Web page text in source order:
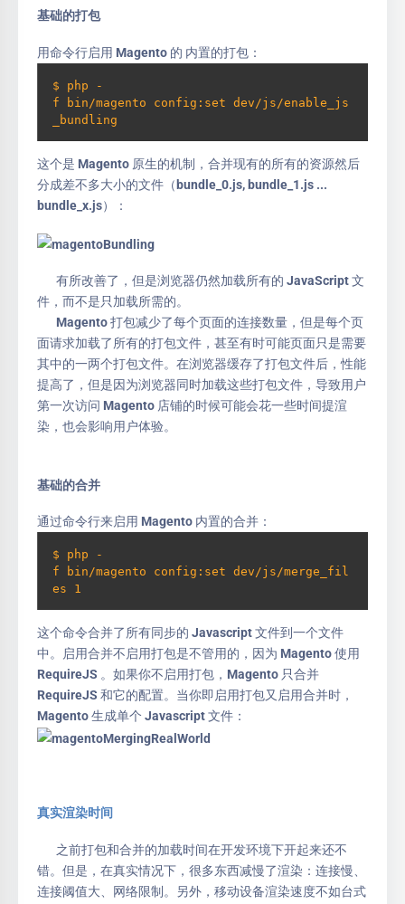
基础的打包
用命令行启用 Magento 的 内置的打包：
$ php -
f bin/magento config:set dev/js/enable_js
_bundling
这个是 Magento 原生的机制，合并现有的所有的资源然后
分成差不多大小的文件（bundle_0.js, bundle_1.js ...
bundle_x.js）：
有所改善了，但是浏览器仍然加载所有的 JavaScript 文
件，而不是只加载所需的。
Magento 打包减少了每个页面的连接数量，但是每个页
面请求加载了所有的打包文件，甚至有时可能页面只是需要
其中的一两个打包文件。在浏览器缓存了打包文件后，性能
提高了，但是因为浏览器同时加载这些打包文件，导致用户
第一次访问 Magento 店铺的时候可能会花一些时间提渲
染，也会影响用户体验。
基础的合并
通过命令行来启用 Magento 内置的合并：
$ php -
f bin/magento config:set dev/js/merge_fil
es 1
这个命令合并了所有同步的 Javascript 文件到一个文件
中。启用合并不启用打包是不管用的，因为 Magento 使用
RequireJS 。如果你不启用打包，Magento 只合并
RequireJS 和它的配置。当你即启用打包又启用合并时，
Magento 生成单个 Javascript 文件：
真实渲染时间
之前打包和合并的加载时间在开发环境下开起来还不
错。但是，在真实情况下，很多东西减慢了渲染：连接慢、
连接阈值大、网络限制。另外，移动设备渲染速度不如台式